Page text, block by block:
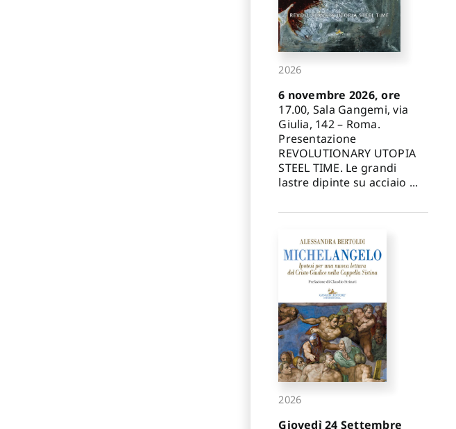
2026
6 novembre 2026, ore
17.00, Sala Gangemi, via
Giulia, 142 – Roma.
Presentazione
REVOLUTIONARY UTOPIA
STEEL TIME. Le grandi
lastre dipinte su acciaio ...
2026
Giovedì 24 Settembre